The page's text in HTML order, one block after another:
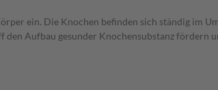
ein. Die Knochen befinden sich ständig im
Aufbau gesunder Knochensubstanz fördern